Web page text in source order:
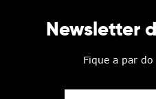
Newsletter
Fique a par